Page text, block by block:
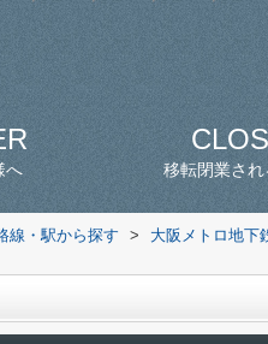
へ 移転閉業さ
線・駅から探す >
大阪メトロ地下